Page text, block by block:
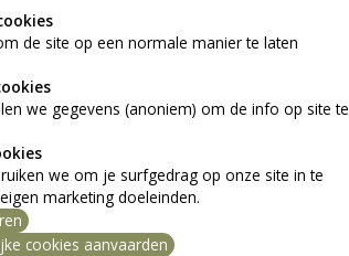
30 graden gaan wandelen. Aan
stappen, als het niet meer is. Als ik
gedaan, maar dat deed ik niet
steun.”
de site op een normale manier te laten
we gegevens (anoniem) om de info op site te
we om je surfgedrag op onze site in te
marketing doeleinden.
cookies aanvaarden